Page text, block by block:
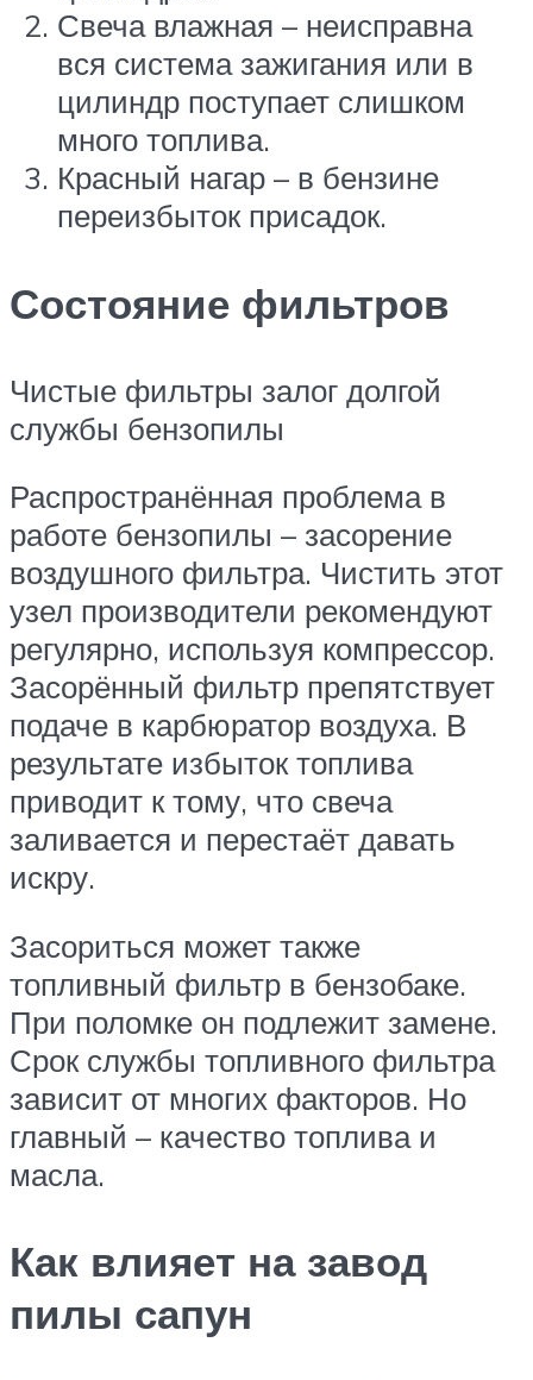
Свеча влажная – неисправна
вся система зажигания или в
цилиндр поступает слишком
много топлива.
Красный нагар – в бензине
переизбыток присадок.
Состояние фильтров
Чистые фильтры залог долгой
службы бензопилы
Распространённая проблема в
работе бензопилы – засорение
воздушного фильтра. Чистить этот
узел производители рекомендуют
регулярно, используя компрессор.
Засорённый фильтр препятствует
подаче в карбюратор воздуха. В
результате избыток топлива
приводит к тому, что свеча
заливается и перестаёт давать
искру.
Засориться может также
топливный фильтр в бензобаке.
При поломке он подлежит замене.
Срок службы топливного фильтра
зависит от многих факторов. Но
главный – качество топлива и
масла.
Как влияет на завод
пилы сапун